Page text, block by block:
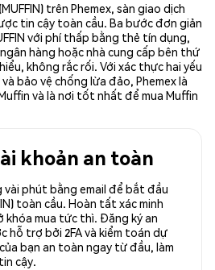
trên Phemex, sàn giao dịch
tin cậy toàn cầu. Ba bước đơn giản
với phí thấp bằng thẻ tín dụng,
hàng hoặc nhà cung cấp bên thứ
không rắc rối. Với xác thực hai yếu
bảo vệ chống lừa đảo, Phemex là
và là nơi tốt nhất để mua Muffin
khoản an toàn
vài phút bằng email để bắt đầu
toàn cầu. Hoàn tất xác minh
khóa mua tức thì. Đăng ký an
hỗ trợ bởi 2FA và kiểm toán dự
bạn an toàn ngay từ đầu, làm
cậy.